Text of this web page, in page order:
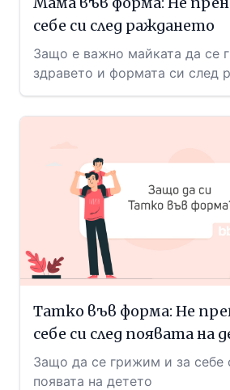
себе си след раждането
Защо е важно майката да се
здравето и формата си след
Татко във форма: Не
себе си след появата на
Защо да се грижим и за себе
появата на детето